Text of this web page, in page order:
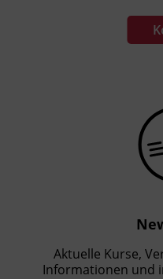
Aktuelle Kurse,
Informationen und